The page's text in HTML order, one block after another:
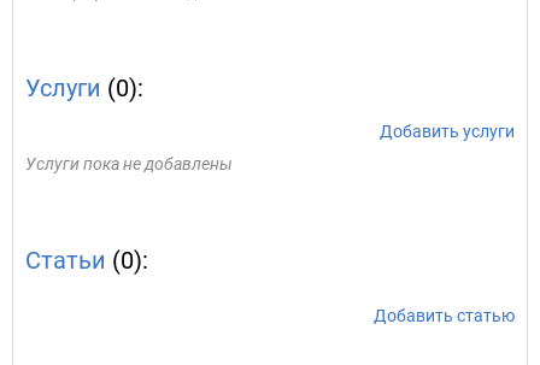
Услуги (0):
Добавить услуги
Услуги пока не добавлены
Статьи (0):
Добавить статью